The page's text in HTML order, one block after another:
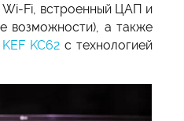
Wi-Fi, встроенный ЦАП и
возможности), а также
KEF KC62 с технологией